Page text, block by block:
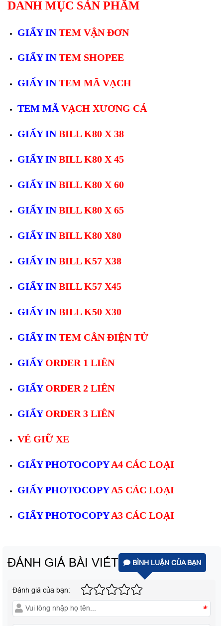
DANH MỤC SẢN PHẨM
GIẤY INTEM VẬN ĐƠN
GIẤY INTEM SHOPEE
GIẤY INTEM MÃ VẠCH
TEM MÃ VẠCH XƯƠNG CÁ
GIẤY INBILL K80 X 38
GIẤY INBILL K80 X 45
GIẤY INBILL K80 X 60
GIẤY INBILL K80 X 65
GIẤY INBILL K80 X80
GIẤY INBILL K57 X38
GIẤY INBILL K57 X45
GIẤY INBILL K50 X30
GIẤY INTEM CÂN ĐIỆN TỬ
GIẤY ORDER 1 LIÊN
GIẤY ORDER 2 LIÊN
GIẤYORDER 3 LIÊN
VÉ GIỮ XE
GIẤY PHOTOCOPYA4 CÁC LOẠI
GIẤY PHOTOCOPYA5 CÁC LOẠI
GIẤY PHOTOCOPYA3 CÁC LOẠI
ĐÁNH GIÁ BÀI VIẾT BÌNH LUẬN CỦA BẠN
Đánh giá của bạn:
*